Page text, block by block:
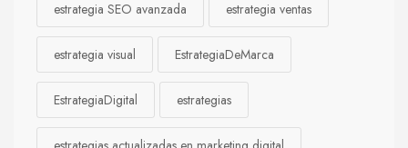
estrategia SEO avanzada estrategia ventas
estrategia visual EstrategiaDeMarca
EstrategiaDigital estrategias